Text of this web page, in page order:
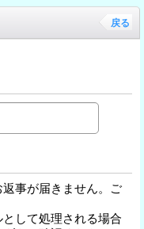
戻る
事が届きません。ご
して処理される場合